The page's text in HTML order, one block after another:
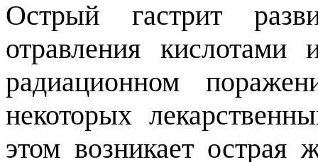
Острый гастрит
отравления
радиационном
некоторых
этом возникает острая